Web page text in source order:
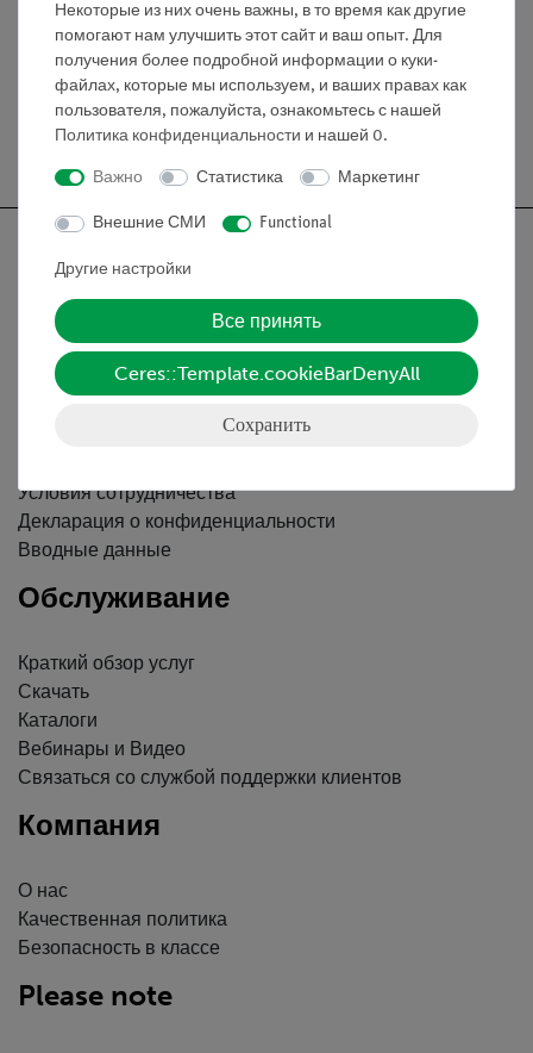
Основание для иглы (06316.00).
Бесплатная доставка от 300,- €
Nach oben
Информация
Условия сотрудничества
Декларация о конфиденциальности
Вводные данные
Обслуживание
Краткий обзор услуг
Скачать
Каталоги
Вебинары и Видео
Связаться со службой поддержки клиентов
Компания
О нас
Качественная политика
Безопасность в классе
Please note
Некоторые из них очень важны, в то время как другие
помогают нам улучшить этот сайт и ваш опыт. Для
получения более подробной информации о куки-
файлах, которые мы используем, и ваших правах как
пользователя, пожалуйста, ознакомьтесь с нашей
Политика конфиденциальности и нашей 0.
Важно Статистика Маркетинг
Внешние СМИ Functional
Другие настройки
Все принять
Ceres::Template.cookieBarDenyAll
Сохранить